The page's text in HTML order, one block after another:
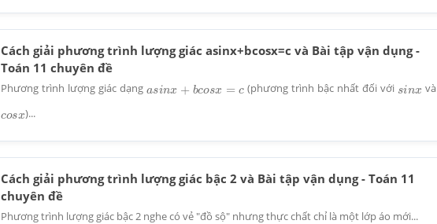
Cách giải phương trình lượng giác asinx+bcosx=c và Bài tập vận dụng -
Toán 11 chuyên đề
Phương trình lượng giác dạng asinx +b cosx= c (phương trình bậc nhất đối với sinx và
cosx)...
Cách giải phương trình lượng giác bậc 2 và Bài tập vận dụng - Toán 11
chuyên đề
Phương trình lượng giác bậc 2 nghe có vẻ "đồ sộ" nhưng thực chất chỉ là một lớp áo mới...